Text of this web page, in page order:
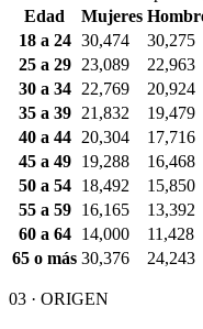
Edad
Mujeres
18 a 24 30,474 30,275
25 a 29
23,089 22,963
30 a 34
22,769 20,924
35 a 39
21,832 19,479
40 a 44
20,304 17,716
45 a 49
19,288 16,468
50 a 54
18,492 15,850
55 a 59
16,165 13,392
60 a 64
14,000 11,428
65 o más 30,376 24,243
03 · ORIGEN